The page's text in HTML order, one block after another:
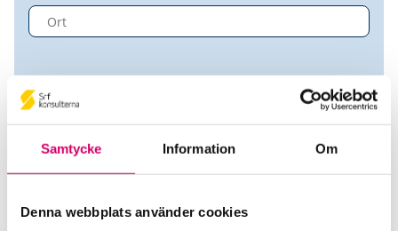
Samtycke Information Om
Denna webbplats använder cookies